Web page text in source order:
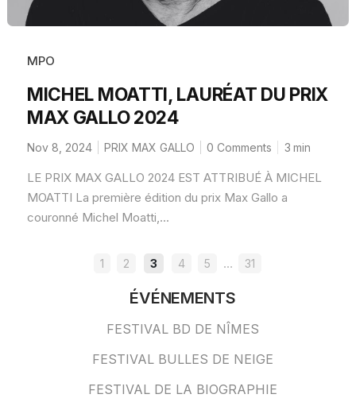
MPO
MICHEL MOATTI, LAURÉAT DU PRIX
MAX GALLO 2024
Nov 8, 2024 PRIX MAX GALLO 0 Comments 3 min
LE PRIX MAX GALLO 2024 EST ATTRIBUÉ À MICHEL
MOATTI La première édition du prix Max Gallo a
couronné Michel Moatti,...
PAGINATION
PUBLICATIONS
1 2 3 4 5 … 31
ÉVÉNEMENTS
FESTIVAL BD DE NÎMES
FESTIVAL BULLES DE NEIGE
FESTIVAL DE LA BIOGRAPHIE